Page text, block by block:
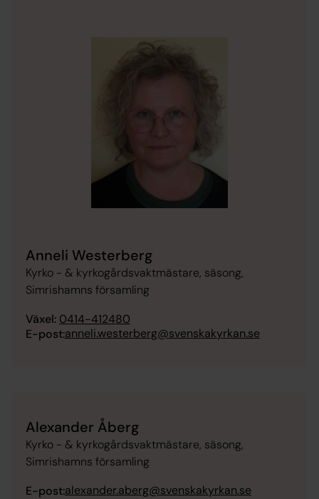
Anneli Westerberg
Kyrko - & kyrkogårdsvaktmästare, säsong,
Simrishamns församling
Växel: 0414-412480
E-post:anneli.westerberg@svenskakyrkan.se
Alexander Åberg
Kyrko - & kyrkogårdsvaktmästare, säsong,
Simrishamns församling
E-post:alexander.aberg@svenskakyrkan.se